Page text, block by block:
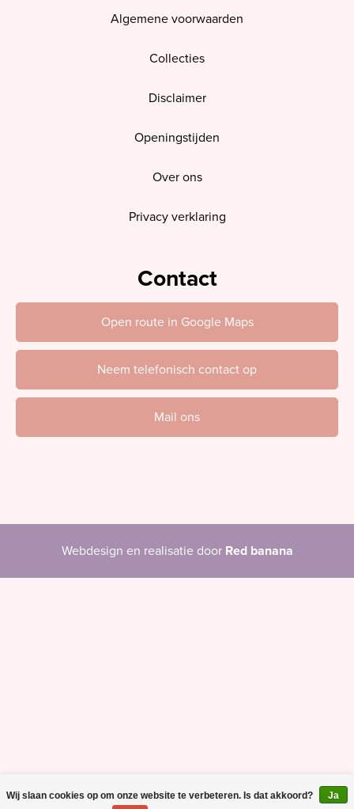
Algemene voorwaarden
Collecties
Disclaimer
Openingstijden
Over ons
Privacy verklaring
Contact
Open route in Google Maps
Neem telefonisch contact op
Mail ons
Webdesign en realisatie door Red banana
Wij slaan cookies op om onze website te verbeteren. Is dat akkoord? Ja